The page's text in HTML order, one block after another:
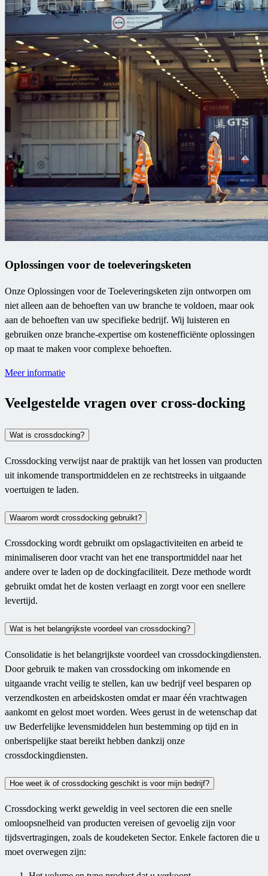
Oplossingen voor de toeleveringsketen
Onze Oplossingen voor de Toeleveringsketen zijn ontworpen om
niet alleen aan de behoeften van uw branche te voldoen, maar ook
aan de behoeften van uw specifieke bedrijf. Wij luisteren en
gebruiken onze branche-expertise om kostenefficiënte oplossingen
op maat te maken voor complexe behoeften.
Meer informatie
Veelgestelde vragen over cross-docking
Wat is crossdocking?
Crossdocking verwijst naar de praktijk van het lossen van producten
uit inkomende transportmiddelen en ze rechtstreeks in uitgaande
voertuigen te laden.
Waarom wordt crossdocking gebruikt?
Crossdocking wordt gebruikt om opslagactiviteiten en arbeid te
minimaliseren door vracht van het ene transportmiddel naar het
andere over te laden op de dockingfaciliteit. Deze methode wordt
gebruikt omdat het de kosten verlaagt en zorgt voor een snellere
levertijd.
Wat is het belangrijkste voordeel van crossdocking?
Consolidatie is het belangrijkste voordeel van crossdockingdiensten.
Door gebruik te maken van crossdocking om inkomende en
uitgaande vracht veilig te stellen, kan uw bedrijf veel besparen op
verzendkosten en arbeidskosten omdat er maar één vrachtwagen
aankomt en gelost moet worden. Wees gerust in de wetenschap dat
uw Bederfelijke levensmiddelen hun bestemming op tijd en in
onberispelijke staat bereikt hebben dankzij onze
crossdockingdiensten.
Hoe weet ik of crossdocking geschikt is voor mijn bedrijf?
Crossdocking werkt geweldig in veel sectoren die een snelle
omloopsnelheid van producten vereisen of gevoelig zijn voor
tijdsvertragingen, zoals de koudeketen Sector. Enkele factoren die u
moet overwegen zijn: